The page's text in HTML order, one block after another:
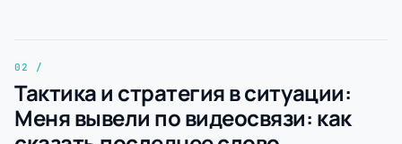
Тактика и стратегия в ситуации:
Меня вывели по видеосвязи: как